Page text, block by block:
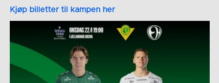
Kjøp billetter til kampen her